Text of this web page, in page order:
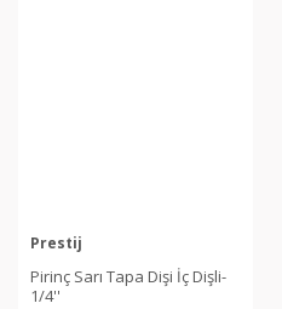
Prestij
Pirinç Sarı Tapa Dişi İç Dişli-
1/4''